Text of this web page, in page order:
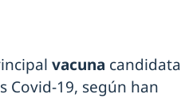
vacuna candidata
Covid-19, según han